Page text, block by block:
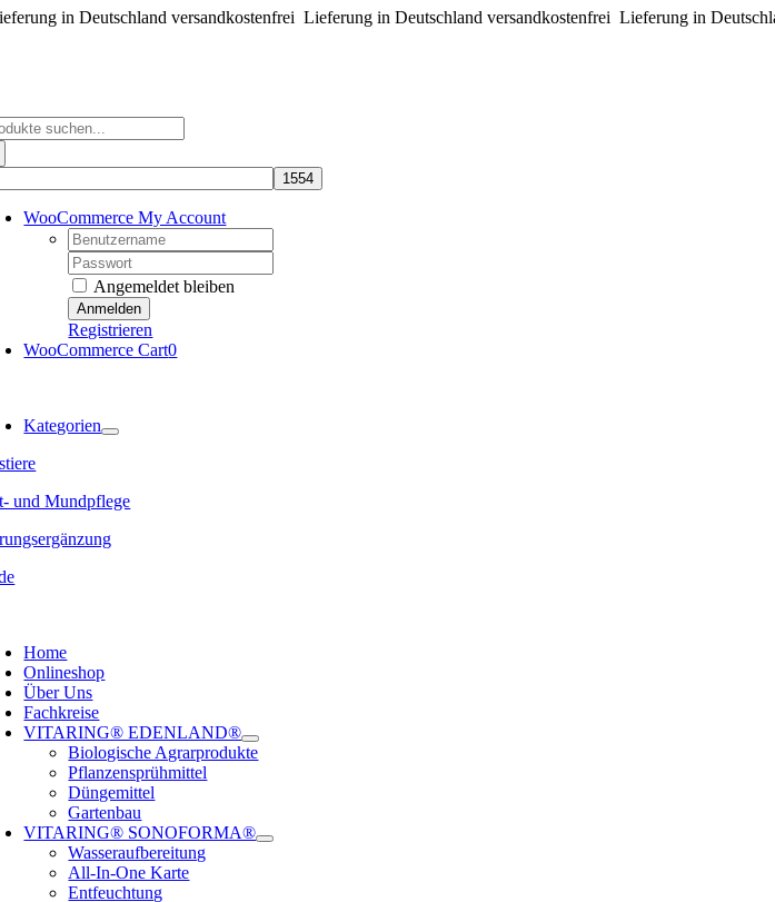
Zum
in Deutschland versandkostenfreiLieferung in Deutschland versandkostenfrei Lieferung in
WooCommerce My Account
Username:
Password:
Angemeldet bleiben
Registrieren
WooCommerce Cart0
Kategorien
und Mundpflege
Home
Onlineshop
Über Uns
Fachkreise
VITARING® EDENLAND®
Biologische Agrarprodukte
Pflanzensprühmittel
Düngemittel
Gartenbau
VITARING® SONOFORMA®
Wasseraufbereitung
All-In-One Karte
Entfeuchtung